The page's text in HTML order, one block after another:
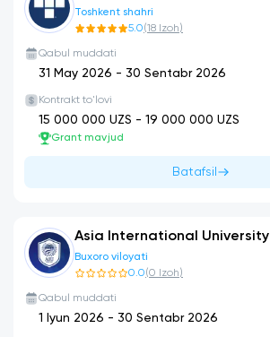
Toshkent shahri
5.0(18 Izoh)
Qabul muddati
31 May 2026 - 30 Sentabr 2026
Kontrakt to'lovi
15 000 000 UZS - 19 000 000 UZS
Grant mavjud
Batafsil
Asia International University
Buxoro viloyati
0.0(0 Izoh)
Qabul muddati
1 Iyun 2026 - 30 Sentabr 2026